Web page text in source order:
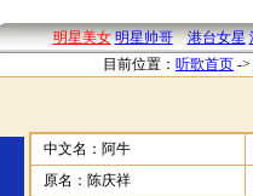
明星美女 明星帅哥 港台女星
目前位置： 听歌首页 ->
中文名：阿牛
原名：陈庆祥